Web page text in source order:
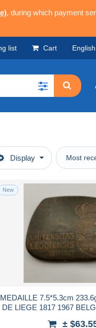
, during which payment
list Cart
Display
New
MEDAILLE 7.5*5.3cm
DE LIEGE 1817 1967
±